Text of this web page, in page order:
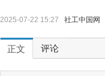
2025-07-22 15:27 社工中国网
正文 评论